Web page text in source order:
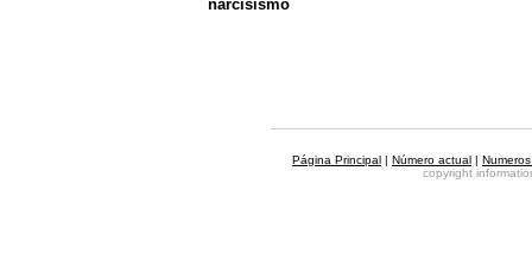
narcisismo
Página Principal | Número actual |
copyright